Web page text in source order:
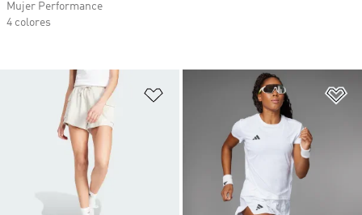
Añadir a la lista de deseos
Mujer Performance
4 colores